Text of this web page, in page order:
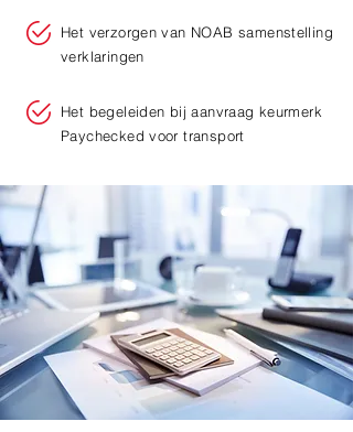
Het verzorgen van NOAB samenstelling
verklaringen
Het begeleiden bij aanvraag keurmerk
Paychecked voor transport